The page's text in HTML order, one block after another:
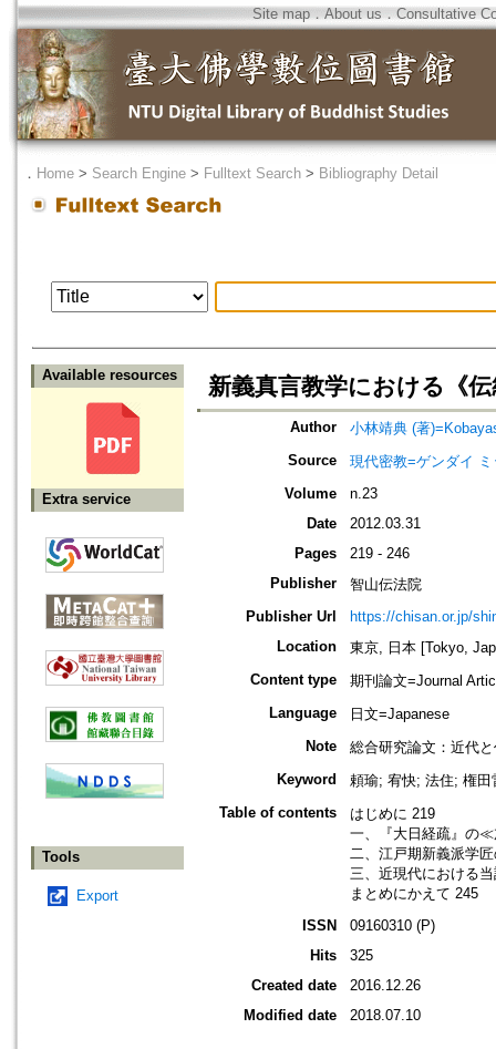
Site map．About us ． Consultative
． Home > Search Engine > Fulltext Search > Bibliography Detail
Available resources
Extra service
Tools
Export
新義真言教学における《
Author
小林靖典 (著
Source
現代密教=ゲンダイ
Volume
n.23
Date
2012.03.31
Pages
219 - 246
Publisher
智山伝法院
Publisher Url
https://chisan.or.jp/
Location
東京, 日本 [Tokyo,
Content type
期刊論文=Journal
Language
日文=Japanese
Note
総合研究論文：近代
Keyword
頼瑜; 宥快; 法住; 権
Table of contents
はじめに 219
一、『大日経疏』の
二、江戸期新義派学
三、近現代における
まとめにかえて 245
ISSN
09160310 (P)
Hits
325
Created date
2016.12.26
Modified date
2018.07.10